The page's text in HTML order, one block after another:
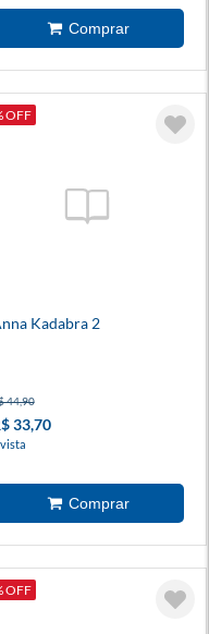
OFF
Kadabra 2
44,90
33,70
OFF